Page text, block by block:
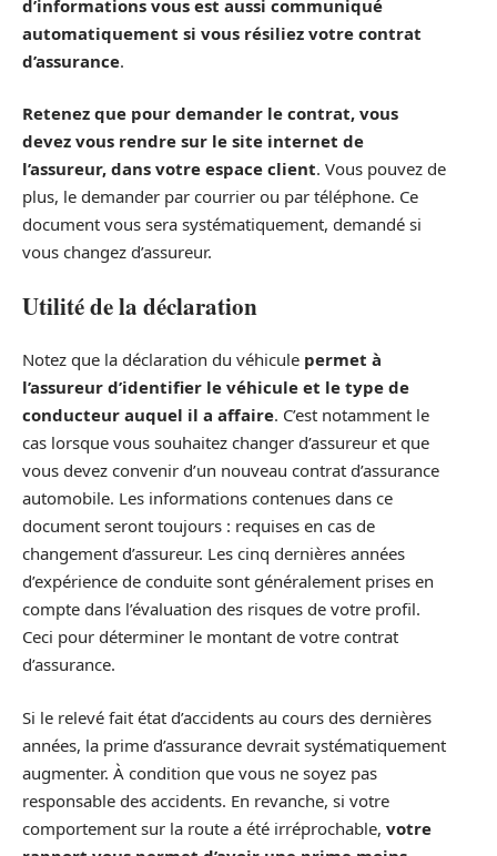
d’informations vous est aussi communiqué
automatiquement si vous résiliez votre contrat
d’assurance.
Retenez que pour demander le contrat, vous
devez vous rendre sur le site internet de
l’assureur, dans votre espace client. Vous pouvez de
plus, le demander par courrier ou par téléphone. Ce
document vous sera systématiquement, demandé si
vous changez d’assureur.
Utilité de la déclaration
Notez que la déclaration du véhicule permet à
l’assureur d’identifier le véhicule et le type de
conducteur auquel il a affaire. C’est notamment le
cas lorsque vous souhaitez changer d’assureur et que
vous devez convenir d’un nouveau contrat d’assurance
automobile. Les informations contenues dans ce
document seront toujours : requises en cas de
changement d’assureur. Les cinq dernières années
d’expérience de conduite sont généralement prises en
compte dans l’évaluation des risques de votre profil.
Ceci pour déterminer le montant de votre contrat
d’assurance.
Si le relevé fait état d’accidents au cours des dernières
années, la prime d’assurance devrait systématiquement
augmenter. À condition que vous ne soyez pas
responsable des accidents. En revanche, si votre
comportement sur la route a été irréprochable, votre